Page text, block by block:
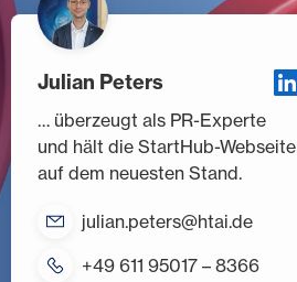
Julian Peters
… überzeugt als PR-Experte
und hält die StartHub-Webseite
auf dem neuesten Stand.
julian.peters@htai.de
+49 611 95017 – 8366